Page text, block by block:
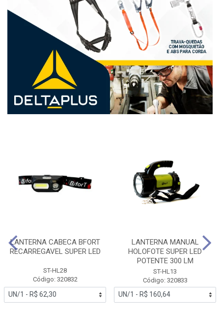
LANTERNA CABECA BFORT
RECARREGAVEL SUPER LED
ST-HL28
Código: 320832
LANTERNA MANUAL
HOLOFOTE SUPER LED
POTENTE 300 LM
ST-HL13
Código: 320833